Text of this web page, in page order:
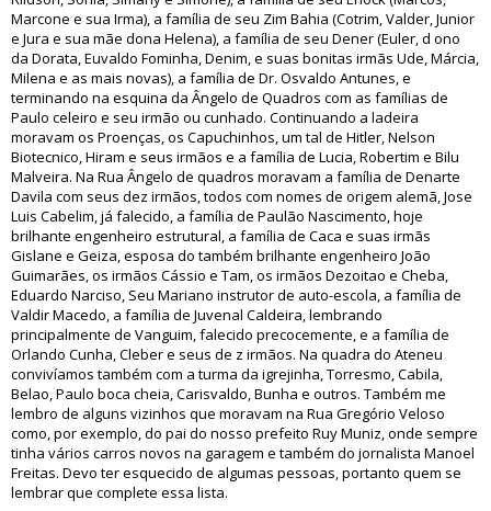
Marcone e sua Irma), a família de seu Zim Bahia (Cotrim, Valder, Junior
e Jura e sua mãe dona Helena), a família de seu Dener (Euler, d ono
da Dorata, Euvaldo Fominha, Denim, e suas bonitas irmãs Ude, Márcia,
Milena e as mais novas), a família de Dr. Osvaldo Antunes, e
terminando na esquina da Ângelo de Quadros com as famílias de
Paulo celeiro e seu irmão ou cunhado. Continuando a ladeira
moravam os Proenças, os Capuchinhos, um tal de Hitler, Nelson
Biotecnico, Hiram e seus irmãos e a família de Lucia, Robertim e Bilu
Malveira. Na Rua Ângelo de quadros moravam a família de Denarte
Davila com seus dez irmãos, todos com nomes de origem alemã, Jose
Luis Cabelim, já falecido, a família de Paulão Nascimento, hoje
brilhante engenheiro estrutural, a família de Caca e suas irmãs
Gislane e Geiza, esposa do também brilhante engenheiro João
Guimarães, os irmãos Cássio e Tam, os irmãos Dezoitao e Cheba,
Eduardo Narciso, Seu Mariano instrutor de auto-escola, a família de
Valdir Macedo, a família de Juvenal Caldeira, lembrando
principalmente de Vanguim, falecido precocemente, e a família de
Orlando Cunha, Cleber e seus de z irmãos. Na quadra do Ateneu
convivíamos também com a turma da igrejinha, Torresmo, Cabila,
Belao, Paulo boca cheia, Carisvaldo, Bunha e outros. Também me
lembro de alguns vizinhos que moravam na Rua Gregório Veloso
como, por exemplo, do pai do nosso prefeito Ruy Muniz, onde sempre
tinha vários carros novos na garagem e também do jornalista Manoel
Freitas. Devo ter esquecido de algumas pessoas, portanto quem se
lembrar que complete essa lista.